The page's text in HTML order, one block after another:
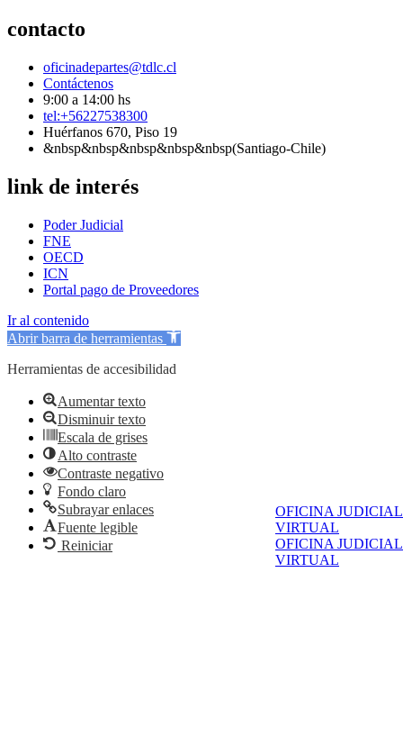
OFICINA JUDICIAL
VIRTUAL
OFICINA JUDICIAL
VIRTUAL
contacto
oficinadepartes@tdlc.cl
Contáctenos
9:00 a 14:00 hs
tel:+56227538300
Huérfanos 670, Piso 19
&nbsp&nbsp&nbsp&nbsp&nbsp(Santiago-Chile)
link de interés
Poder Judicial
FNE
OECD
ICN
Portal pago de Proveedores
Ir al contenido
Abrir barra de herramientas
Herramientas de accesibilidad
Aumentar texto
Disminuir texto
Escala de grises
Alto contraste
Contraste negativo
Fondo claro
Subrayar enlaces
Fuente legible
Reiniciar